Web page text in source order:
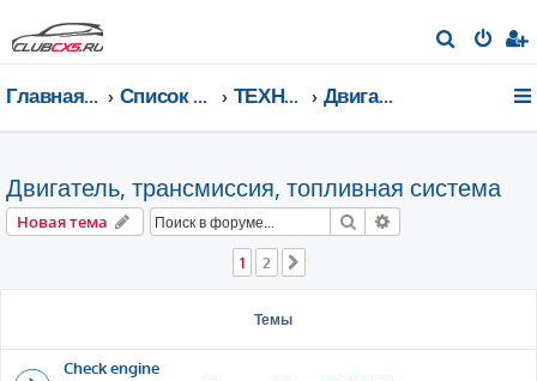
о
Главная страница Список форумов ТЕХНИЧЕСКИЙ РАЗДЕЛ Двигатель, трансмиссия, топливная система
Двигатель, трансмиссия, топливная система
Новая тема Поиск
1 2
Темы
Check engine